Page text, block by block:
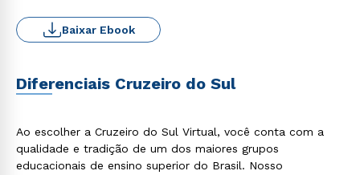
Baixar Ebook
Diferenciais Cruzeiro do Sul
Ao escolher a Cruzeiro do Sul Virtual, você conta com a
qualidade e tradição de um dos maiores grupos
educacionais de ensino superior do Brasil. Nosso